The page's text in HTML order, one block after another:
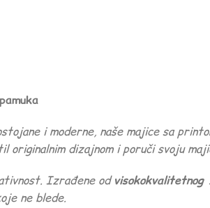
i moderne, naše majice sa
dizajnom i poruči svoju
Izrađene odvisokokvalitetnog
ne blede.